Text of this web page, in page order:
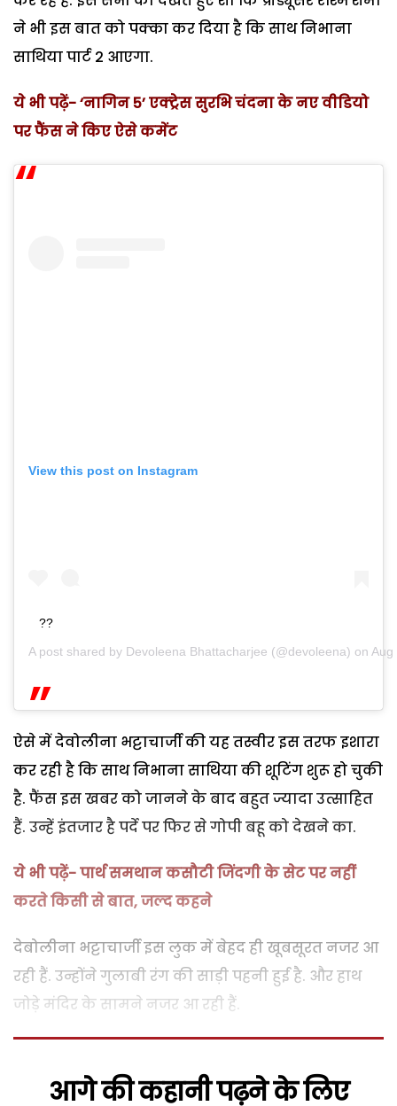
ने भी इस बात को पक्का कर दिया है कि साथ निभाना
साथिया पार्ट 2 आएगा.
ये भी पढ़ें- ‘नागिन 5’ एक्ट्रेस सुरभि चंदना के नए वीडियो
पर फैंस ने किए ऐसे कमेंट
View this post on Instagram
??
A post shared by Devoleena Bhattacharjee (@devoleena) on
ऐसे में देवोलीना भट्टाचार्जी की यह तस्वीर इस तरफ इशारा
कर रही है कि साथ निभाना साथिया की शूटिंग शुरू हो चुकी
है. फैंस इस खबर को जानने के बाद बहुत ज्यादा उत्साहित
हैं. उन्हें इंतजार है पर्दे पर फिर से गोपी बहू को देखने का.
ये भी पढ़ें- पार्थ समथान कसौटी जिंदगी के सेट पर नहीं
करते किसी से बात, जल्द कहने
देबोलीना भट्टाचार्जी इस लुक में बेहद ही खूबसूरत नजर आ
रही हैं. उन्होंने गुलाबी रंग की साड़ी पहनी हुई है. और हाथ
जोड़े मंदिर के सामने नजर आ रही हैं.
आगे की कहानी पढ़ने के लिए